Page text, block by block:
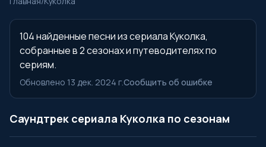
104 найденные песни из сериала Куколка,
собранные в 2 сезонах и путеводителях по
сериям.
Обновлено 13 дек. 2024 г.Сообщить об ошибке
Саундтрек сериала Куколка по сезонам